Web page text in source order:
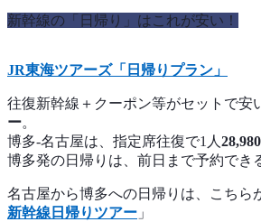
新幹線の「日帰り」はこれが安い！
JR東海ツアーズ「日帰りプラン」
往復新幹線＋クーポン等がセットで安
ー。
博多-名古屋は、指定席往復で1人
博多発の日帰りは、前日まで予約でき
名古屋から博多への日帰りは、こちら
新幹線日帰りツアー 」